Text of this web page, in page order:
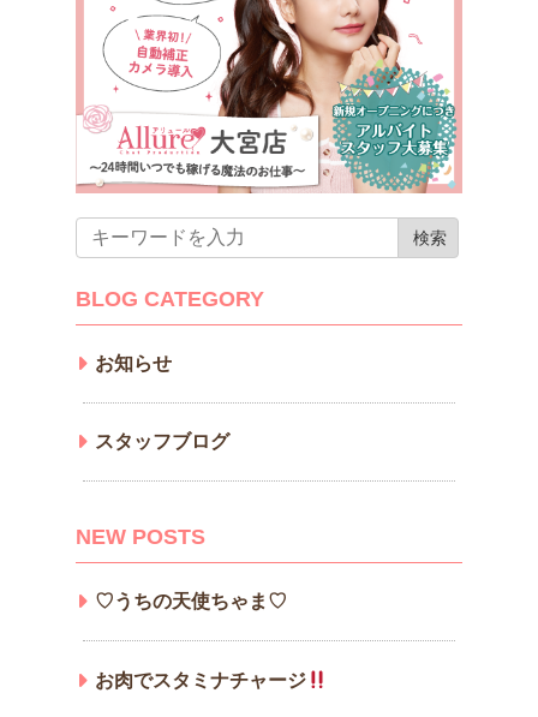
BLOG CATEGORY
お知らせ
スタッフブログ
NEW POSTS
♡うちの天使ちゃま♡
お肉でスタミナチャージ